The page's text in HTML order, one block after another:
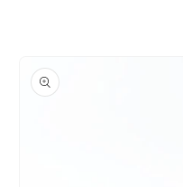
tuotetietoihin